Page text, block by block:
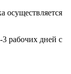
осуществляется
3 рабочих дней с